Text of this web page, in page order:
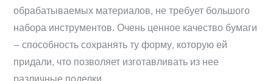
обрабатываемых материалов, не требует большого
набора инструментов. Очень ценное качество бумаги
– способность сохранять ту форму, которую ей
придали, что позволяет изготавливать из нее
различные поделки.